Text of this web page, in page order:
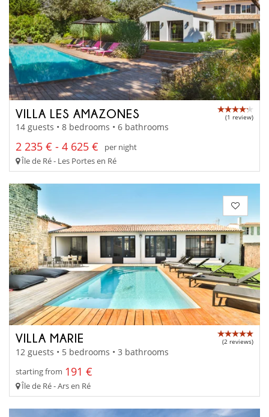
VILLA LES AMAZONES (1 review)
14 guests • 8 bedrooms • 6 bathrooms
2 235 € - 4 625 €
per night
Île de Ré - Les Portes en Ré
VILLA MARIE (2 reviews)
12 guests • 5 bedrooms • 3 bathrooms
starting from 191 €
Île de Ré - Ars en Ré